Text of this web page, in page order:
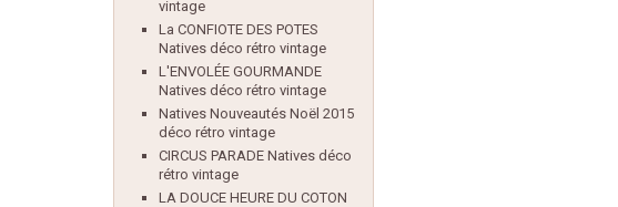
vintage
La CONFIOTE DES POTES
Natives déco rétro vintage
L'ENVOLÉE GOURMANDE
Natives déco rétro vintage
Natives Nouveautés Noël 2015
déco rétro vintage
CIRCUS PARADE Natives déco
rétro vintage
LA DOUCE HEURE DU COTON